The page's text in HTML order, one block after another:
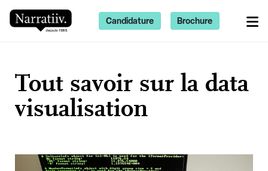
Tout savoir sur la data
visualisation
Candidature Brochure